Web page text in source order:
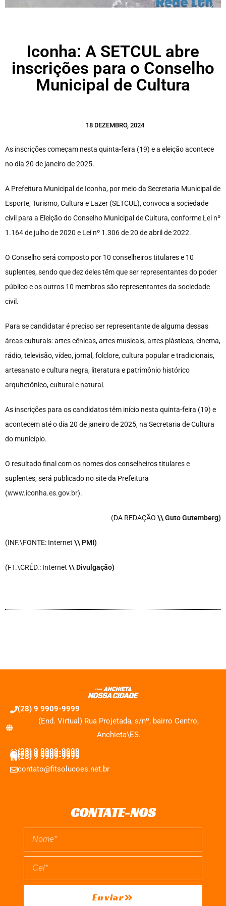
Iconha: A SETCUL abre
inscrições para o Conselho
Municipal de Cultura
18 DEZEMBRO, 2024
As inscrições começam nesta quinta-feira (19) e a eleição acontece
no dia 20 de janeiro de 2025.
A Prefeitura Municipal de Iconha, por meio da Secretaria Municipal de
Esporte, Turismo, Cultura e Lazer (SETCUL), convoca a sociedade
civil para a Eleição do Conselho Municipal de Cultura, conforme Lei nº
1.164 de julho de 2020 e Lei nº 1.306 de 20 de abril de 2022.
O Conselho será composto por 10 conselheiros titulares e 10
suplentes, sendo que dez deles têm que ser representantes do poder
público e os outros 10 membros são representantes da sociedade
civil.
Para se candidatar é preciso ser representante de alguma dessas
áreas culturais: artes cênicas, artes musicais, artes plásticas, cinema,
rádio, televisão, vídeo, jornal, folclore, cultura popular e tradicionais,
artesanato e cultura negra, literatura e patrimônio histórico
arquitetônico, cultural e natural.
As inscrições para os candidatos têm início nesta quinta-feira (19) e
acontecem até o dia 20 de janeiro de 2025, na Secretaria de Cultura
do município.
O resultado final com os nomes dos conselheiros titulares e
suplentes, será publicado no site da Prefeitura
(www.iconha.es.gov.br).
(DA REDAÇÃO \\ Guto Gutemberg)
(INF.\FONTE: Internet \\ PMI)
(FT.\CRÉD.: Internet \\ Divulgação)
(28) 9 9909-9999
(End. Virtual) Rua Projetada, s/nº, bairro Centro,
Anchieta\ES.
(28) 9 9909-9999
(28) 9 9909-9999
(28) 9 9909-9999
contato@fitsolucoes.net.br
CONTATE-NOS
Enviar